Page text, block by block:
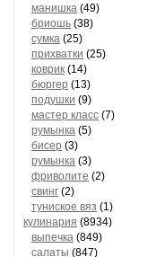
манишка (49)
бриошь (38)
сумка (25)
прихватки (25)
коврик (14)
бюргер (13)
подушки (9)
мастер класс (7)
румынка (5)
бисер (3)
румынка (3)
фриволите (2)
свинг (2)
туниское вяз (1)
кулинария (8934)
выпечка (849)
салаты (847)